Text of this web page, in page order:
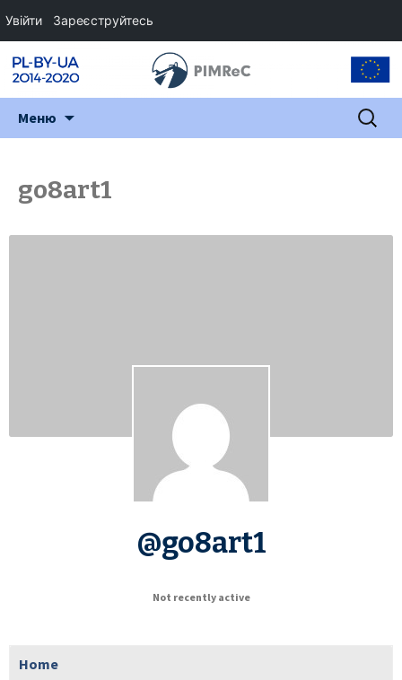
Меню Пошук:
go8art1
@go8art1
Not recently active
Home
Увійти Зареєструйтесь